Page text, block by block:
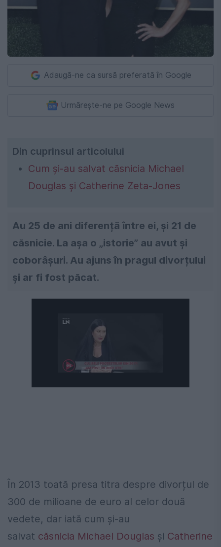
Adaugă-ne ca sursă preferată în Google
Urmărește-ne pe Google News
Din cuprinsul articolului
Cum și-au salvat căsnicia Michael
Douglas și Catherine Zeta-Jones
Au 25 de ani diferență între ei, și 21 de
căsnicie. La așa o „istorie” au avut și
coborâșuri. Au ajuns în pragul divorțului
și ar fi fost păcat.
În 2013 toată presa titra despre divorțul de
300 de milioane de euro al celor două
vedete, dar iată cum și-au
salvat căsnicia Michael Douglas și Catherine